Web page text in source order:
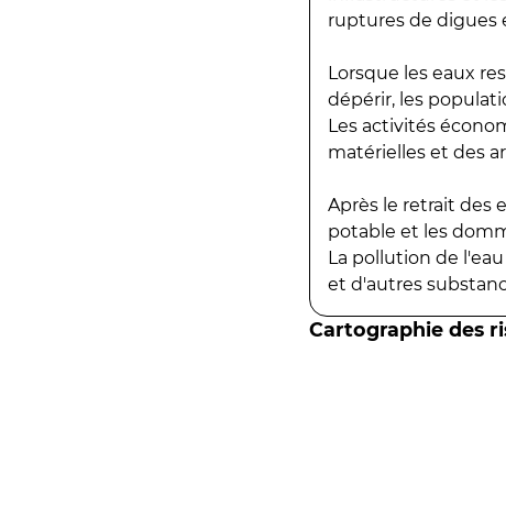
ruptures de digues
Lorsque les eaux
dépérir, les
Les activités
matérielles et des
Après le retrait des
potable et les
La pollution de
et d'autres
Cartographie des